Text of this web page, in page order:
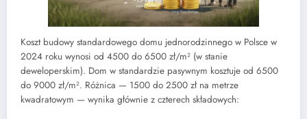
Koszt budowy standardowego domu jednorodzinnego w Polsce w
2024 roku wynosi od 4500 do 6500 zł/m² (w stanie
deweloperskim). Dom w standardzie pasywnym kosztuje od 6500
do 9000 zł/m². Różnica — 1500 do 2500 zł na metrze
kwadratowym — wynika głównie z czterech składowych: